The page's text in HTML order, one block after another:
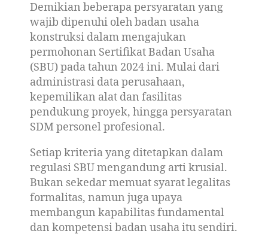
Demikian beberapa persyaratan yang
wajib dipenuhi oleh badan usaha
konstruksi dalam mengajukan
permohonan Sertifikat Badan Usaha
(SBU) pada tahun 2024 ini. Mulai dari
administrasi data perusahaan,
kepemilikan alat dan fasilitas
pendukung proyek, hingga persyaratan
SDM personel profesional.
Setiap kriteria yang ditetapkan dalam
regulasi SBU mengandung arti krusial.
Bukan sekedar memuat syarat legalitas
formalitas, namun juga upaya
membangun kapabilitas fundamental
dan kompetensi badan usaha itu sendiri.